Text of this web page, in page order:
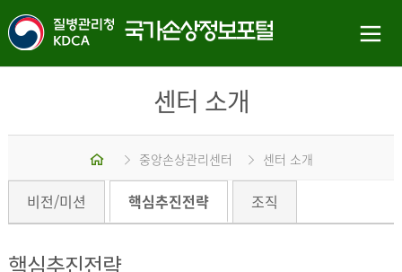
센터 소개
중앙손상관리센터 센터 소개
비전/미션 핵심추진전략 조직
핵심추진전략